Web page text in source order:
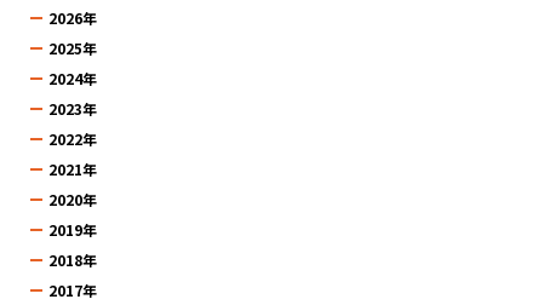
2026年
2025年
2024年
2023年
2022年
2021年
2020年
2019年
2018年
2017年